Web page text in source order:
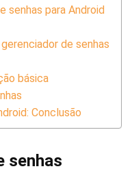
senhas para Android
de senhas
básica
Conclusão
senhas